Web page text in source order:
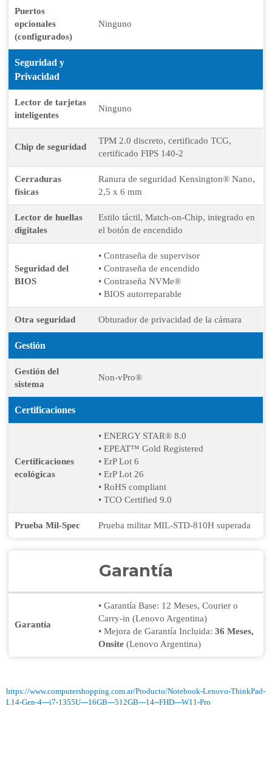
Puertos
opcionales
(configurados)
Ninguno
Seguridad y
Privacidad
Lector de tarjetas
inteligentes
Ninguno
Chip de seguridad
TPM 2.0 discreto, certificado TCG,
certificado FIPS 140-2
Cerraduras
físicas
Ranura de seguridad Kensington® Nano,
2,5 x 6 mm
Lector de huellas
digitales
Estilo táctil, Match-on-Chip, integrado en
el botón de encendido
Seguridad del
BIOS
• Contraseña de supervisor
• Contraseña de encendido
• Contraseña NVMe®
• BIOS autorreparable
Otra seguridad Obturador de privacidad de la cámara
Gestión
Gestión del
sistema
Non-vPro®
Certificaciones
Certificaciones
ecológicas
• ENERGY STAR® 8.0
• EPEAT™ Gold Registered
• ErP Lot 6
• ErP Lot 26
• RoHS compliant
• TCO Certified 9.0
Prueba Mil-Spec Prueba militar MIL-STD-810H superada
Garantía
Garantía
• Garantía Base: 12 Meses, Courier o
Carry-in (Lenovo Argentina)
• Mejora de Garantía Incluida:36 Meses,
Onsite (Lenovo Argentina)
https://www.computershopping.com.ar/Producto/Notebook-Lenovo-ThinkPad-
L14-Gen-4---i7-1355U---16GB---512GB---14--FHD---W11-Pro